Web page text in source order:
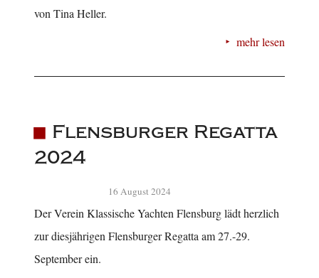
von Tina Heller.
mehr lesen
Flensburger Regatta
2024
16 August 2024
Der Verein Klassische Yachten Flensburg lädt herzlich
zur diesjährigen Flensburger Regatta am 27.-29.
September ein.